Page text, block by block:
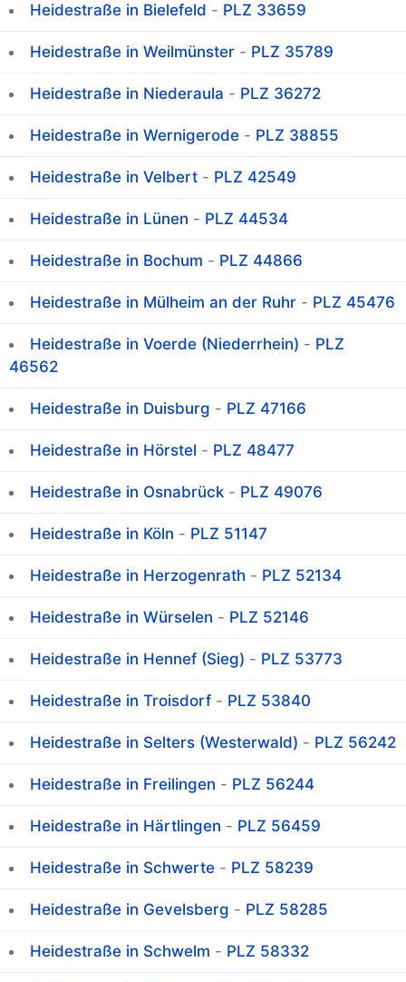
Heidestraße in Bielefeld - PLZ 33659
Heidestraße in Weilmünster - PLZ 35789
Heidestraße in Niederaula - PLZ 36272
Heidestraße in Wernigerode - PLZ 38855
Heidestraße in Velbert - PLZ 42549
Heidestraße in Lünen - PLZ 44534
Heidestraße in Bochum - PLZ 44866
Heidestraße in Mülheim an der Ruhr - PLZ 45476
Heidestraße in Voerde (Niederrhein) - PLZ
46562
Heidestraße in Duisburg - PLZ 47166
Heidestraße in Hörstel - PLZ 48477
Heidestraße in Osnabrück - PLZ 49076
Heidestraße in Köln - PLZ 51147
Heidestraße in Herzogenrath - PLZ 52134
Heidestraße in Würselen - PLZ 52146
Heidestraße in Hennef (Sieg) - PLZ 53773
Heidestraße in Troisdorf - PLZ 53840
Heidestraße in Selters (Westerwald) - PLZ 56242
Heidestraße in Freilingen - PLZ 56244
Heidestraße in Härtlingen - PLZ 56459
Heidestraße in Schwerte - PLZ 58239
Heidestraße in Gevelsberg - PLZ 58285
Heidestraße in Schwelm - PLZ 58332